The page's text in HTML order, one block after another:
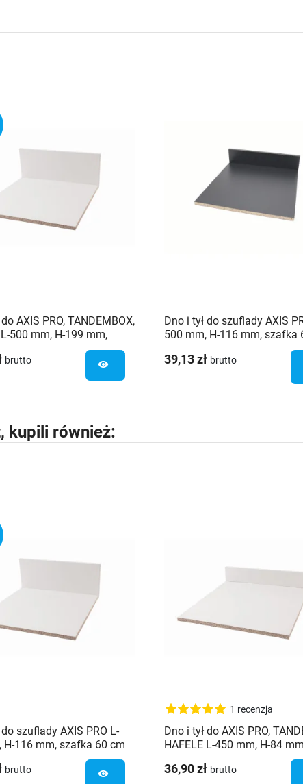
AXIS PRO, TANDEMBOX,
L-500 mm, H-199 mm,
brutto visibility
Dno i tył do szuflady AXIS
500 mm, H-116 mm, szafka
39,13 zł brutto
kupili również:
do szuflady AXIS PRO L-
H-116 mm, szafka 60 cm
brutto visibility
1 recenzja
Dno i tył do AXIS PRO,
HAFELE L-450 mm, H-84
36,90 zł brutto